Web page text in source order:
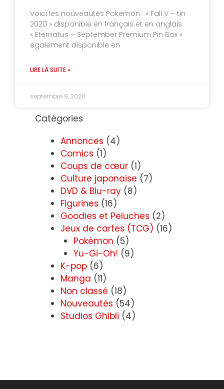
Voici les nouveautés Pokemon : « Fall V – tin
2020 » disponible en français et en anglais
« Eternatus – September Premium Pin Box »
également disponible en
LIRE LA SUITE »
septembre 9, 2020
Catégories
Annonces (4)
Comics (1)
Coups de cœur (1)
Culture japonaise (7)
DVD & Blu-ray (8)
Figurines (16)
Goodies et Peluches (2)
Jeux de cartes (TCG) (16)
Pokémon (5)
Yu-Gi-Oh! (9)
K-pop (6)
Manga (11)
Non classé (18)
Nouveautés (54)
Studios Ghibli (4)